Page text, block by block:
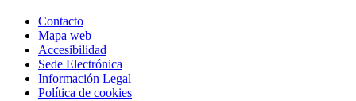
Contacto
Mapa web
Accesibilidad
Sede Electrónica
Información Legal
Política de cookies